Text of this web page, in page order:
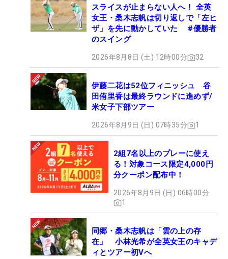
スライスが止まらない人へ！ 全英
女王・桑木志帆は切り返しで「左ヒ
ザ」を先に動かしていた #優勝者
のスイング
2026年8月8日 (土) 12時00分 32
伊藤二花は52位フィニッシュ 谷
田侑里香は最終ラウンドに進めず/
米女子下部ツアー
2026年8月9日 (日) 07時35分 1
2組7名以上のプレーに使え
る！対象コース限定4,000円
分クーポン配布中！
2026年8月9日 (日) 06時00分
1
同郷・桑木志帆は「雲の上の存
在」 小林光希が全英女王のキャデ
ィとツアー初Vへ